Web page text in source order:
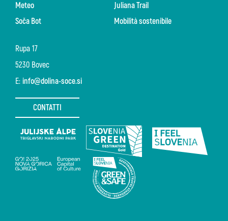
Rupa 17
5230 Bovec
E: info@dolina-soce.si
CONTATTI
Meteo
Soča Bot
Juliana Trail
Mobilità sostenibile